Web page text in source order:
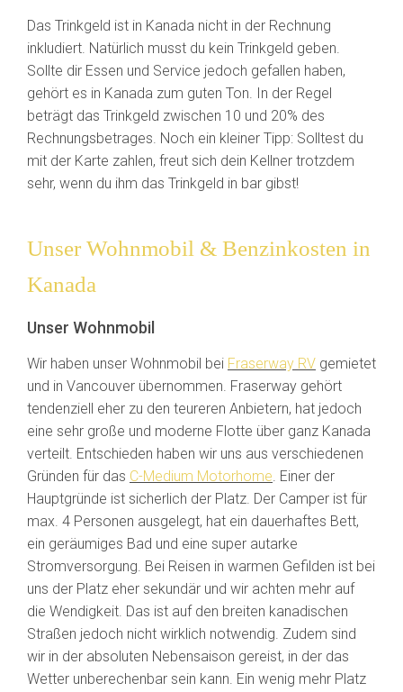
Das Trinkgeld ist in Kanada nicht in der Rechnung
inkludiert. Natürlich musst du kein Trinkgeld geben.
Sollte dir Essen und Service jedoch gefallen haben,
gehört es in Kanada zum guten Ton. In der Regel
beträgt das Trinkgeld zwischen 10 und 20% des
Rechnungsbetrages. Noch ein kleiner Tipp: Solltest du
mit der Karte zahlen, freut sich dein Kellner trotzdem
sehr, wenn du ihm das Trinkgeld in bar gibst!
Unser Wohnmobil & Benzinkosten in
Kanada
Unser Wohnmobil
Wir haben unser Wohnmobil bei Fraserway RV gemietet
und in Vancouver übernommen. Fraserway gehört
tendenziell eher zu den teureren Anbietern, hat jedoch
eine sehr große und moderne Flotte über ganz Kanada
verteilt. Entschieden haben wir uns aus verschiedenen
Gründen für das C-Medium Motorhome. Einer der
Hauptgründe ist sicherlich der Platz. Der Camper ist für
max. 4 Personen ausgelegt, hat ein dauerhaftes Bett,
ein geräumiges Bad und eine super autarke
Stromversorgung. Bei Reisen in warmen Gefilden ist bei
uns der Platz eher sekundär und wir achten mehr auf
die Wendigkeit. Das ist auf den breiten kanadischen
Straßen jedoch nicht wirklich notwendig. Zudem sind
wir in der absoluten Nebensaison gereist, in der das
Wetter unberechenbar sein kann. Ein wenig mehr Platz